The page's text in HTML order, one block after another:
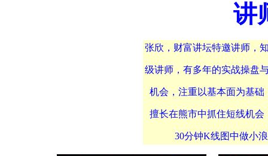
讲
张欣，财富讲坛特邀讲师，
级讲师，有多年的实战操盘
机会，注重以基本面为基
擅长在熊市中抓住短线机会
30分钟K线图中做小